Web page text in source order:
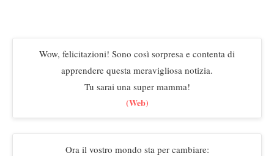
Wow, felicitazioni! Sono così sorpresa e contenta di
apprendere questa meravigliosa notizia.
Tu sarai una super mamma!
(Web)
Ora il vostro mondo sta per cambiare: